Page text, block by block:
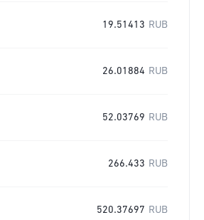
19.51413 RUB
26.01884 RUB
52.03769 RUB
266.433 RUB
520.37697 RUB